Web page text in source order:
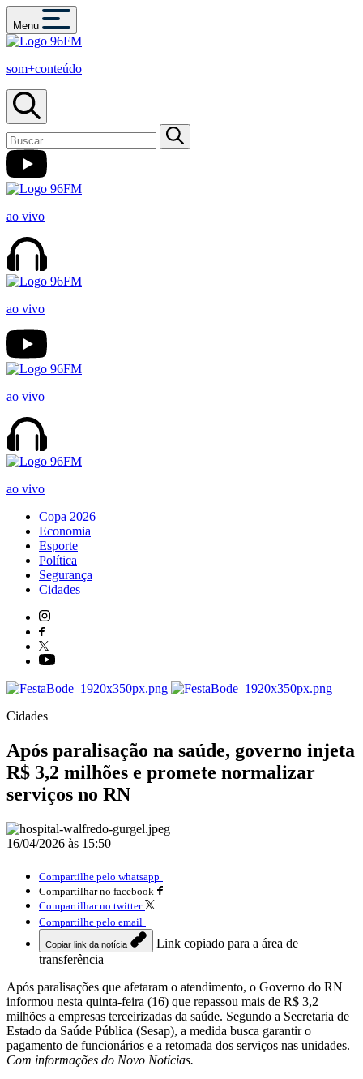
Menu
som+conteúdo
ao vivo
ao vivo
ao vivo
ao vivo
Copa 2026
Economia
Esporte
Política
Segurança
Cidades
Cidades
Após paralisação na saúde, governo injeta
R$ 3,2 milhões e promete normalizar
serviços no RN
16/04/2026 às 15:50
Compartilhe pelo whatsapp
Compartilhar no facebook
Compartilhar no twitter
Compartilhe pelo email
Copiar link da notícia
Link copiado para a área de
transferência
Após paralisações que afetaram o atendimento, o Governo do RN
informou nesta quinta-feira (16) que repassou mais de R$ 3,2
milhões a empresas terceirizadas da saúde. Segundo a Secretaria de
Estado da Saúde Pública (Sesap), a medida busca garantir o
pagamento de funcionários e a retomada dos serviços nas unidades.
Com informações do Novo Notícias.